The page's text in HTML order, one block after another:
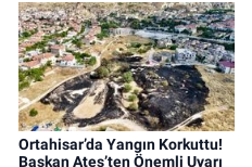
Ortahisar’da Yangın Korkuttu!
Başkan Ateş’ten Önemli Uyarı